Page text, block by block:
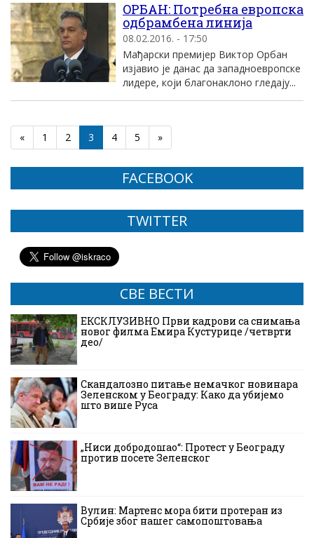
OРБАН: Потребна европска
одбрамбена линиjа
08.02.2016. - 17:50
Mађарски премиjер Виктор Oрбан
изjавио jе данас да западноевропске
лидере, коjи благонаклоно гледаjу...
« 1 2 3 4 5 »
FACEBOOK
TWITTER
СВЕ ВЕСТИ
ЕКСКЛУЗИВНО Први кадрови са снимања
новог филма Емира Кустурице /четврти
део/
Скандалозно питање немачког новинара
Зеленском у Београду: Како да убијемо
што више Руса
„Ниси добродошао“: Протест у Београду
против посете Зеленског
Вулин: Мартенс мора бити протеран из
Србије због нашег самопоштовања